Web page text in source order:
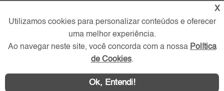
Área exclusiva aos anunciantes,
acesse sua conta:
X
Utilizamos cookies para personalizar conteúdos e oferecer
uma melhor experiência.
Ao navegar neste site, você concorda com a nossa Política
de Cookies.
Ok, Entendi!